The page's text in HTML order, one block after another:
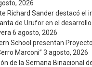
2026
Richard Sander destacó el
de Urufor en el desarrollo
6 agosto, 2026
School presentan Proyecto
Marconi” 3 agosto, 2026
de la Semana Binacional